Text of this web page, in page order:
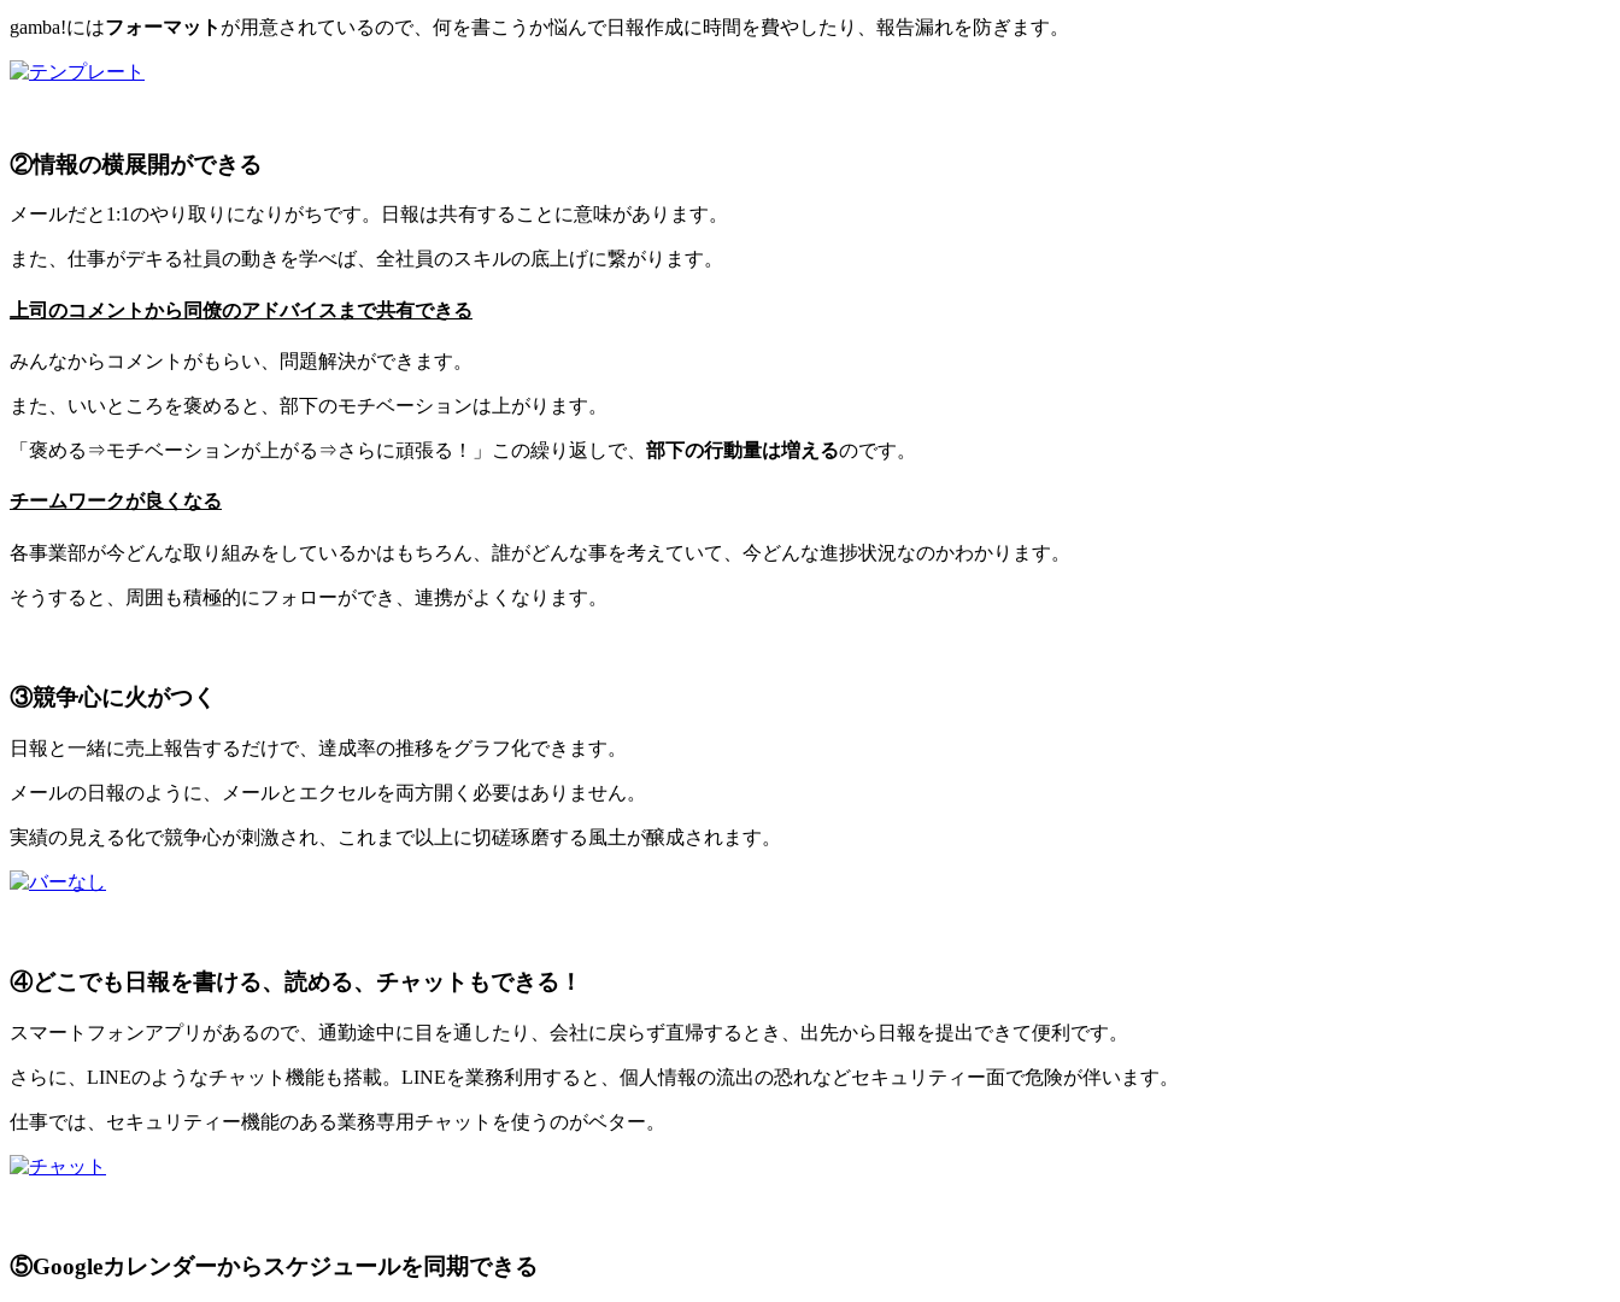
gamba!にはフォーマット が用意されているので、何を書こうか悩んで日報作成に時間を費やしたり、報告漏れを防ぎます。
②情報の横展開ができる
メールだと1:1のやり取りになりがちです。日報は共有することに意味があります。
また、仕事がデキる社員の動きを学べば、全社員のスキルの底上げに繋がります。
上司のコメントから同僚のアドバイスまで共有できる
みんなからコメントがもらい、問題解決ができます。
また、いいところを褒めると、部下のモチベーションは上がります。
「褒める⇒モチベーションが上がる⇒さらに頑張る！」この繰り返しで、 部下の行動量は増えるのです。
チームワークが良くなる
各事業部が今どんな取り組みをしているかはもちろん、誰がどんな事を考えていて、今どんな進捗状況なのかわかります。
そうすると、周囲も積極的にフォローができ、連携がよくなります。
③競争心に火がつく
日報と一緒に売上報告するだけで、達成率の推移をグラフ化できます。
メールの日報のように、メールとエクセルを両方開く必要はありません。
実績の見える化で競争心が刺激され、これまで以上に切磋琢磨する風土が醸成されます。
④どこでも日報を書ける、読める、チャットもできる！
スマートフォンアプリがあるので、通勤途中に目を通したり、会社に戻らず直帰するとき、出先から日報を提出できて便利です。
さらに、LINEのようなチャット機能も搭載。LINEを業務利用すると、個人情報の流出の恐れなどセキュリティー面で危険が伴います。
仕事では、セキュリティー機能のある業務専用チャットを使うのがベター。
⑤Googleカレンダーからスケジュールを同期できる